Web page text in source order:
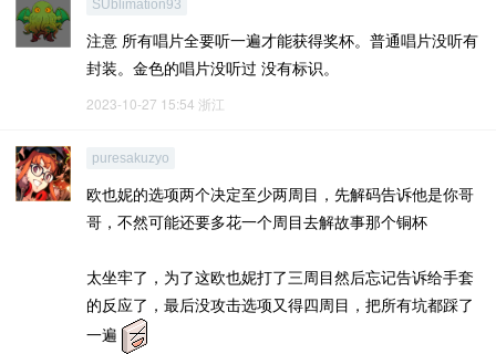
SUblimation93
注意 所有唱片全要听一遍才能获得奖杯。普通唱片没听有
封装。金色的唱片没听过 没有标识。
2023-10-27 15:54 浙江
puresakuzyo
欧也妮的选项两个决定至少两周目，先解码告诉他是你哥
哥，不然可能还要多花一个周目去解故事那个铜杯
太坐牢了，为了这欧也妮打了三周目然后忘记告诉给手套
的反应了，最后没攻击选项又得四周目，把所有坑都踩了
一遍